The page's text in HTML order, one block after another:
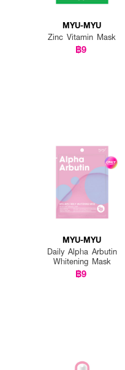
MYU-MYU
Zinc Vitamin Mask
฿9
MYU-MYU
Daily Alpha Arbutin
Whitening Mask
฿9